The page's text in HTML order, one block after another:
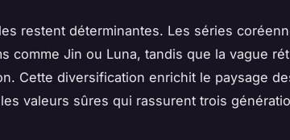
restent déterminantes. Les séries
comme Jin ou Luna, tandis que la vague
Cette diversification enrichit le paysage
valeurs sûres qui rassurent trois